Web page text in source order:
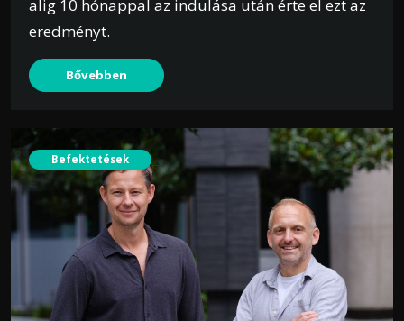
alig 10 hónappal az indulása után érte el ezt az
eredményt.
Bővebben
Befektetések